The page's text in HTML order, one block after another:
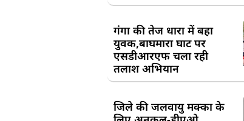
गंगा की तेज धारा में बहा
युवक,बाघमारा घाट पर
एसडीआरएफ चला रही
तलाश अभियान
जिले की जलवायु मक्का के